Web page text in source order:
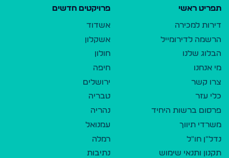
תפריט ראשי
דירות למכירה
הרשמה לדירומייל
הבלוג שלנו
מי אנחנו
צרו קשר
כלי עזר
פרסום ברשות היחיד
משרדי תיווך
נדל"ן חו"ל
תקנון ותנאי שימוש
פרויקטים חדשים
אשדוד
אשקלון
חולון
חיפה
ירושלים
טבריה
נהריה
עמנואל
רמלה
נתיבות